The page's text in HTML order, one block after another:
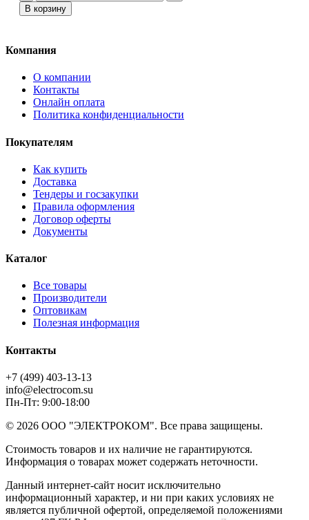
В корзину
Компания
О компании
Контакты
Онлайн оплата
Политика конфиденциальности
Покупателям
Как купить
Доставка
Тендеры и госзакупки
Правила оформления
Договор оферты
Документы
Каталог
Все товары
Производители
Оптовикам
Полезная информация
Контакты
+7 (499) 403-13-13
info@electrocom.su
Пн-Пт: 9:00-18:00
© 2026 ООО "ЭЛЕКТРОКОМ". Все права защищены.
Стоимость товаров и их наличие не гарантируются.
Информация о товарах может содержать неточности.
Данный интернет-сайт носит исключительно
информационный характер, и ни при каких условиях не
является публичной офертой, определяемой положениями